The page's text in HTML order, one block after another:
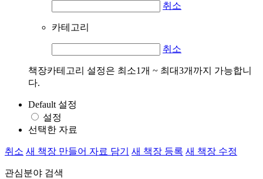
취소
카테고리
취소
책장카테고리 설정은 최소1개 ~ 최대3개까지 가능합니
다.
Default 설정
설정
선택한 자료
취소 새 책장 만들어 자료 담기 새 책장 등록 새 책장 수정
관심분야 검색